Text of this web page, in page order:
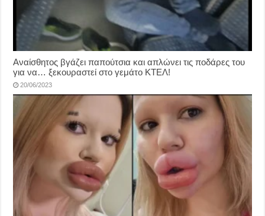
Αναίσθητος βγάζει παπούτσια και απλώνει τις ποδάρες του
για να… ξεκουραστεί στο γεμάτο ΚΤΕΛ!
20/06/2023